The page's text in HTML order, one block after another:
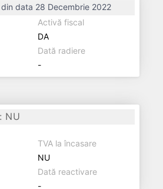
din data 28 Decembrie 2022
Activă fiscal
DA
Dată radiere
-
NU
TVA la încasare
NU
Dată reactivare
-